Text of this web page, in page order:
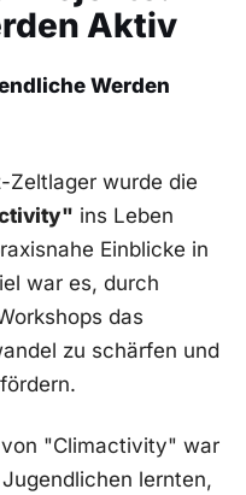
Aktiv
⁣Werden
Zeltlager ⁤wurde die
​ins ⁣Leben
Einblicke in
war es, durch
das
zu schärfen und
von "Climactivity" war
lernten,